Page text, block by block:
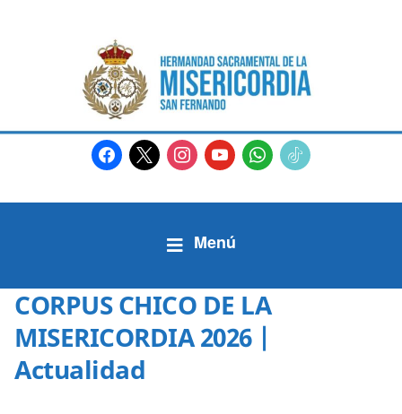
facebook
x instagram
youtubewhatsapp
tiktok2
CORPUS CHICO DE LA
MISERICORDIA 2026 |
Actualidad